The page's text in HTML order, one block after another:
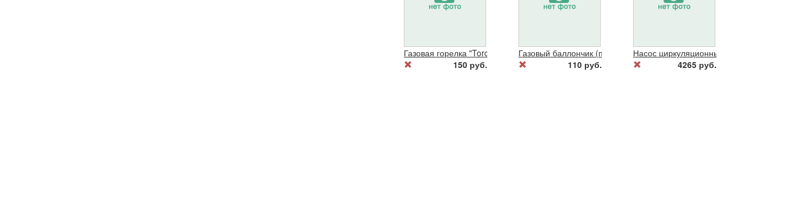
Газовая горелка "Torcn"
150 руб.
Газовый баллончик (пропан-бутан)"Еврогаз"220гр.
110 руб.
Насос циркуляционный RS 30/60 (с
4265 руб.